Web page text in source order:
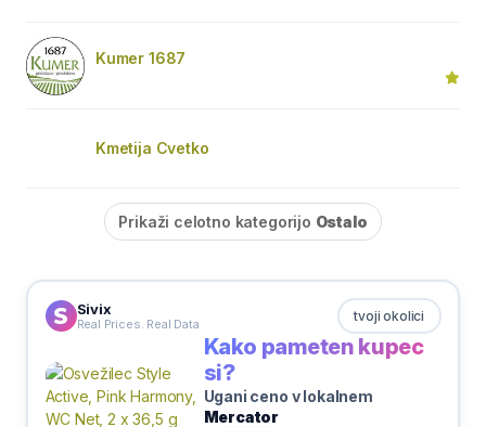
Kumer 1687
Kmetija Cvetko
Prikaži celotno kategorijo Ostalo
Sivix
Real Prices. Real Data tvoji okolici
Kako pameten kupec
si?
Ugani ceno v lokalnem
Mercator